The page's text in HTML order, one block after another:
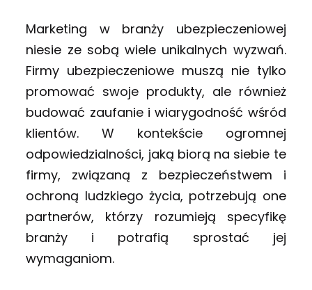
Marketing w branży ubezpieczeniowej
niesie ze sobą wiele unikalnych wyzwań.
Firmy ubezpieczeniowe muszą nie tylko
promować swoje produkty, ale również
budować zaufanie i wiarygodność wśród
klientów. W kontekście ogromnej
odpowiedzialności, jaką biorą na siebie te
firmy, związaną z bezpieczeństwem i
ochroną ludzkiego życia, potrzebują one
partnerów, którzy rozumieją specyfikę
branży i potrafią sprostać jej
wymaganiom.